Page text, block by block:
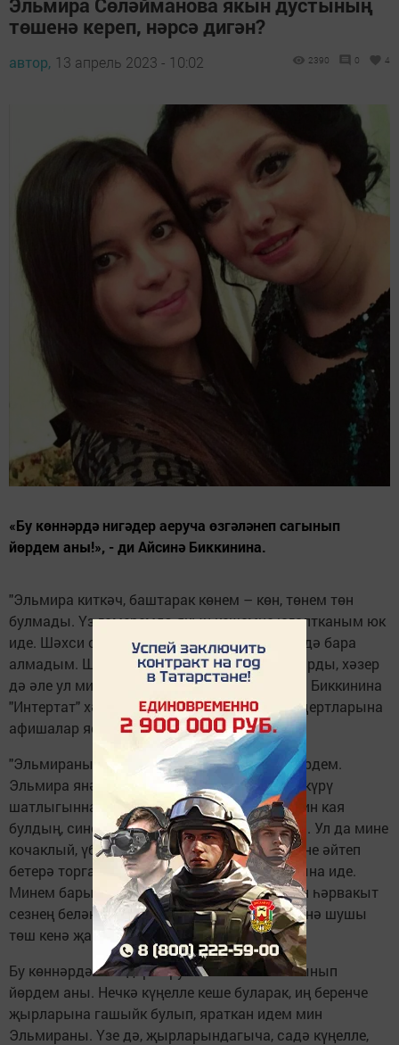
төшенә кереп, нәрсә дигән?
автор, 13 апрель 2023 - 10:02 2390 0 4
«Бу көннәрдә нигәдер аеруча өзгәләнеп сагынып
йөрдем аны!», - ди Айсинә Биккинина.
"Эльмира киткәч, баштарак көнем – көн, төнем төн
булмады. Үз гомеремдә якын кешемне югалтканым юк
иде. Шәхси сәбәпләр аркасында җирләргә дә бара
алмадым. Шул да күңелемә төер булып утырды, хәзер
дә әле ул мине тырнап тора", - дигән Айсинә Биккинина
"Интертат" хәбәрчесенә. Ул җырчының концертларына
афишалар ясау белән шөгыльләнгән.
"Эльмираны җирләп, берәр ай узгач, төш күрдем.
Эльмира янәшәмдә утыра икән, ә мин аны күрү
шатлыгыннан үксеп елыйм. «Эльмиркам, син кая
булдың, сине үлгән дип әйтәләр бит», – дим. Ул да мине
кочаклый, үбә. Ул күрешүдән уянган хисләрне әйтеп
бетерә торган түгел. «Юк-юк, ул бит театр гына иде.
Минем барысы да яхшы, мин үлмәдем. Мин һәрвакыт
сезнең белән», – ди. Үзе бәхетле елмая… Менә шушы
төш кенә җаныма тынычлык бирде.
Бу көннәрдә нигәдер аеруча өзгәләнеп сагынып
йөрдем аны. Нечкә күңелле кеше буларак, иң беренче
җырларына гашыйк булып, яраткан идем мин
Эльмираны. Үзе дә, җырларындагыча, садә күңелле,